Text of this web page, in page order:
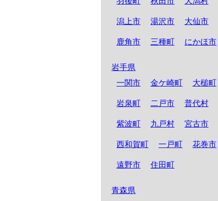
潟上市 湯沢市 大仙市
鹿角市 三種町 にかほ市
岩手県
一関市
金ケ崎町 大槌町
岩泉町 二戸市 普代村
紫波町 九戸村 宮古市
西和賀町 一戸町 花巻市
遠野市 住田町
青森県